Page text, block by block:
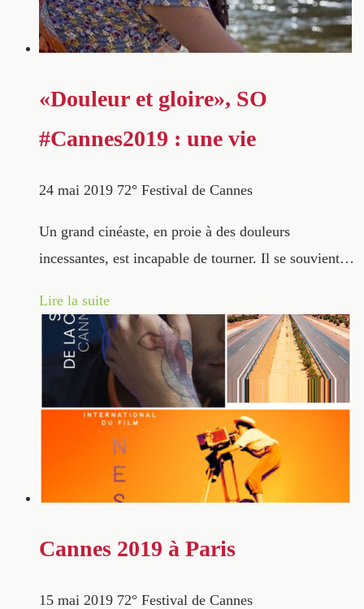
«Douleur et gloire», SO
#Cannes2019 : une vie
24 mai 2019 72° Festival de Cannes
Un grand cinéaste, en proie à des douleurs
incessantes, est incapable de tourner. Il se souvient…
Lire la suite
Cannes 2019 à Paris
15 mai 2019 72° Festival de Cannes